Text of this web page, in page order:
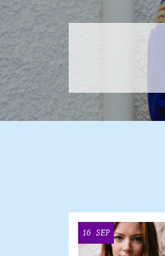
16 SEP